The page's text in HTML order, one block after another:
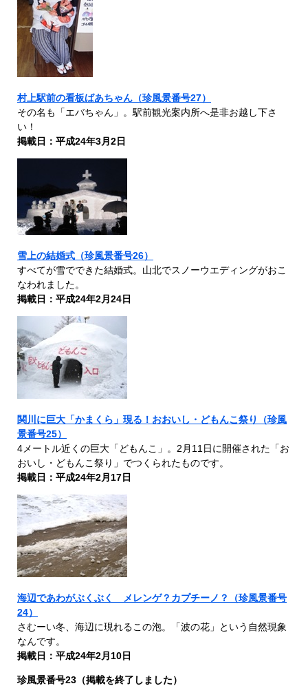
村上駅前の看板ばあちゃん（珍風景番号27）
その名も「エバちゃん」。駅前観光案内所へ是非お越し下さ
い！
掲載日：平成24年3月2日
雪上の結婚式（珍風景番号26）
すべてが雪でできた結婚式。山北でスノーウエディングがおこ
なわれました。
掲載日：平成24年2月24日
関川に巨大「かまくら」現る！おおいし・どもんこ祭り（珍風
景番号25）
4メートル近くの巨大「どもんこ」。2月11日に開催された「お
おいし・どもんこ祭り」でつくられたものです。
掲載日：平成24年2月17日
海辺であわがぶくぶく メレンゲ？カプチーノ？（珍風景番号
24）
さむーい冬、海辺に現れるこの泡。「波の花」という自然現象
なんです。
掲載日：平成24年2月10日
珍風景番号23（掲載を終了しました）